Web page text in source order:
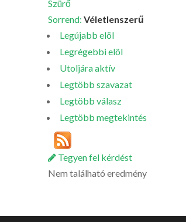
Szürő
Sorrend: Véletlenszerű
Legújabb elöl
Legrégebbi elöl
Utoljára aktív
Legtöbb szavazat
Legtöbb válasz
Legtöbb megtekintés
Tegyen fel kérdést
Nem található eredmény